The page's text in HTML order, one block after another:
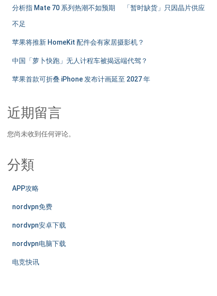
分析指 Mate 70 系列热潮不如预期 「暂时缺货」只因晶片供应
不足
苹果将推新 HomeKit 配件会有家居摄影机？
中国「萝卜快跑」无人计程车被揭远端代驾？
苹果首款可折叠 iPhone 发布计画延至 2027 年
近期留言
您尚未收到任何评论。
分類
APP攻略
nordvpn免费
nordvpn安卓下载
nordvpn电脑下载
电竞快讯